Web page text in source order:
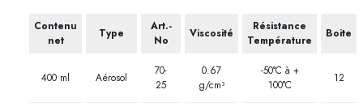
Contenu
net
Type
Art.-
No
Viscosité
Résistance
Température
Boite
400 ml Aérosol
70-
25
0.67
g/cm³
-50­°C à +
100°C
12